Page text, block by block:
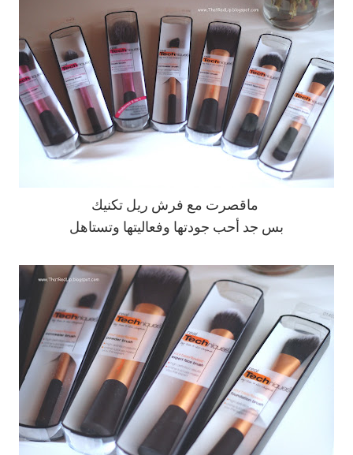
ماقصرت مع فرش ريل تكنيك
بس جد أحب جودتها وفعاليتها وتستاهل